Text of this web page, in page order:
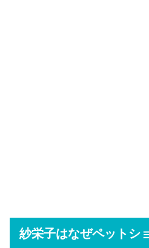
紗栄子はなぜペットシ